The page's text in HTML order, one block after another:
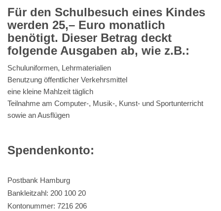
Für den Schulbesuch eines Kindes
werden 25,– Euro monatlich
benötigt. Dieser Betrag deckt
folgende Ausgaben ab, wie z.B.:
Schuluniformen, Lehrmaterialien
Benutzung öffentlicher Verkehrsmittel
eine kleine Mahlzeit täglich
Teilnahme am Computer-, Musik-, Kunst- und Sportunterricht
sowie an Ausflügen
Spendenkonto:
Postbank Hamburg
Bankleitzahl: 200 100 20
Kontonummer: 7216 206